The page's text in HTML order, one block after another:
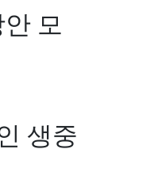
모
생중